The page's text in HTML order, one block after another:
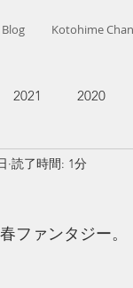
Kotohime
2021 2020
読了時間: 1分
ファンタジー。